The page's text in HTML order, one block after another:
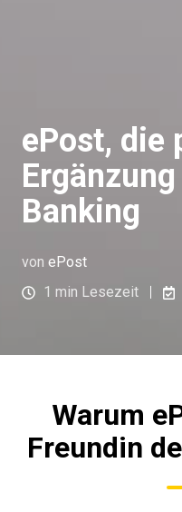
ePost, die
Banking
von ePost
1 min Lesezeit
Warum
Freundin